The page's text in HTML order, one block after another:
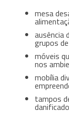
mesa
ausência
grupos
móveis
nos
mobília
tampos